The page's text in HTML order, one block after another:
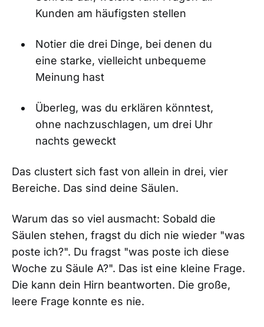
Kunden am häufigsten stellen
Notier die drei Dinge, bei denen du
eine starke, vielleicht unbequeme
Meinung hast
Überleg, was du erklären könntest,
ohne nachzuschlagen, um drei Uhr
nachts geweckt
Das clustert sich fast von allein in drei, vier
Bereiche. Das sind deine Säulen.
Warum das so viel ausmacht: Sobald die
Säulen stehen, fragst du dich nie wieder "was
poste ich?". Du fragst "was poste ich diese
Woche zu Säule A?". Das ist eine kleine Frage.
Die kann dein Hirn beantworten. Die große,
leere Frage konnte es nie.